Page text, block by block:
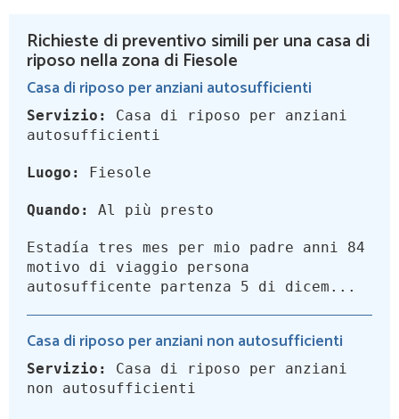
Richieste di preventivo simili per una casa di
riposo nella zona di Fiesole
Casa di riposo per anziani autosufficienti
Servizio:
Casa di riposo per anziani
autosufficienti
Luogo: Fiesole
Quando: Al più presto
Estadía tres mes per mio padre anni 84
motivo di viaggio persona
autosufficente partenza 5 di dicem...
Casa di riposo per anziani non autosufficienti
Servizio:
Casa di riposo per anziani
non autosufficienti